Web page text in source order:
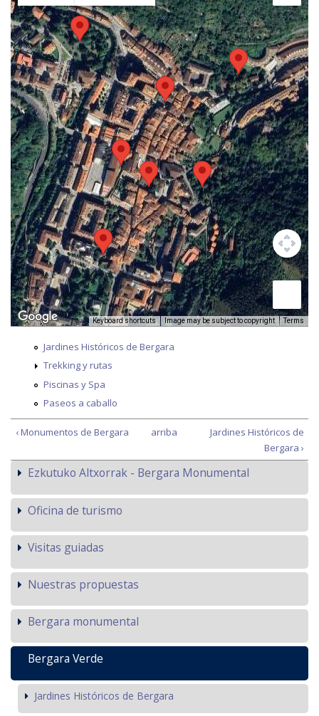
Keyboard shortcuts Image may be subject to copyright Terms
Jardines Históricos de Bergara
Trekking y rutas
Piscinas y Spa
Paseos a caballo
‹ Monumentos de Bergara arriba
Jardines Históricos de
Bergara ›
Ezkutuko Altxorrak - Bergara Monumental
Oficina de turismo
Visitas guiadas
Nuestras propuestas
Bergara monumental
Bergara Verde
Jardines Históricos de Bergara